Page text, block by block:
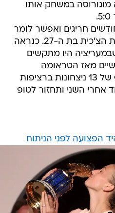
מוגורוסה במשחק אותו
חריגים ואפשר לומר
אפילו די מטורפים מבחינת הצ'כית בת ה-27. כנראה
היו מתקשים
מאז הטראומה
שחוותה היא תרשום רצף של 13 ניצחונות ברציפות
אחרי השני ותחזור לטופ
הפצועה לפני הניתוח